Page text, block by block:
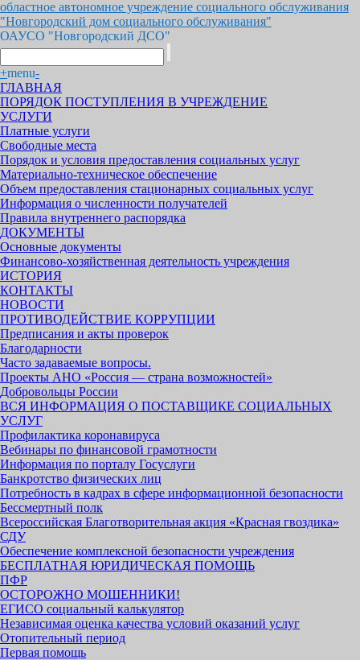
областное автономное учреждение социального обслуживания
"Новгородский дом социального обслуживания"
ОАУСО "Новгородский ДСО"
+menu-
ГЛАВНАЯ
ПОРЯДОК ПОСТУПЛЕНИЯ В УЧРЕЖДЕНИЕ
УСЛУГИ
Платные услуги
Свободные места
Порядок и условия предоставления социальных услуг
Материально-техническое обеспечение
Объем предоставления стационарных социальных услуг
Информация о численности получателей
Правила внутреннего распорядка
ДОКУМЕНТЫ
Основные документы
Финансово-хозяйственная деятельность учреждения
ИСТОРИЯ
КОНТАКТЫ
НОВОСТИ
ПРОТИВОДЕЙСТВИЕ КОРРУПЦИИ
Предписания и акты проверок
Благодарности
Часто задаваемые вопросы.
Проекты АНО «Россия — страна возможностей»
Добровольцы России
ВСЯ ИНФОРМАЦИЯ О ПОСТАВЩИКЕ СОЦИАЛЬНЫХ
УСЛУГ
Профилактика коронавируса
Вебинары по финансовой грамотности
Информация по порталу Госуслуги
Банкротство физических лиц
Потребность в кадрах в сфере информационной безопасности
Бессмертный полк
Всероссийская Благотворительная акция «Красная гвоздика»
СДУ
Обеспечение комплексной безопасности учреждения
БЕСПЛАТНАЯ ЮРИДИЧЕСКАЯ ПОМОЩЬ
ПФР
ОСТОРОЖНО МОШЕННИКИ!
ЕГИСО социальный калькулятор
Независимая оценка качества условий оказаний услуг
Отопительный период
Первая помощь